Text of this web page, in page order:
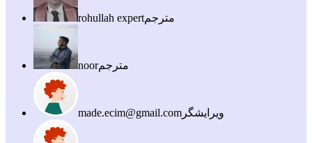
rohullah expertمترجم
noorمترجم
made.ecim@gmail.com ویرایشگر